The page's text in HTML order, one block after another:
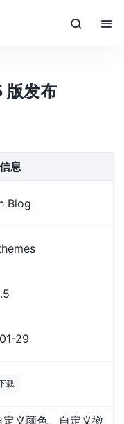
版发布
息
Blog
29
载
义颜色、自定义徽